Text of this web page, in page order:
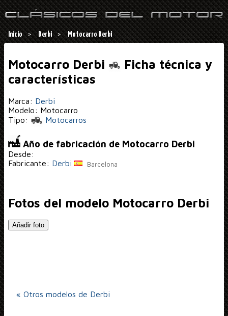
Inicio Derbi Motocarro Derbi
Motocarro Derbi
Ficha técnica y
características
Marca: Derbi
Modelo: Motocarro
Tipo:
Motocarros
Año de fabricación de Motocarro Derbi
Desde:
Fabricante: Derbi Barcelona
Fotos del modelo Motocarro Derbi
Añadir foto
« Otros modelos de Derbi